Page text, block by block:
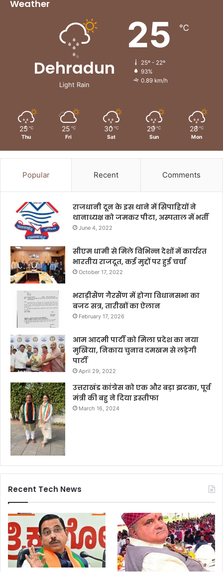
Weather
Dehradun
Light Rain
25 ℃
25º - 22º
93%
0.89 km/h
25 ℃
Thu
25 ℃
Fri
30 ℃
Sat
29 ℃
Sun
28 ℃
Mon
Popular Recent Comments
राजधानी दून के इस थाने में सिपाहियों ने
थानाध्यक्ष को जमकर पीटा, अस्पताल में भर्ती
June 4, 2022
सीएम धामी से मिले विभिन्न देशों में कार्यरत
भारतीय राजदूत, कई मुद्दों पर हुई चर्चा
October 17, 2022
भराड़ीसैंण गैरसैंण में होगा विधानसभा का
बजट सत्र, तारीखों का ऐलान
February 17, 2026
आम आदमी पार्टी को मिला प्रदेश का नया
मुखिया, निकाय चुनाव दमखम से लड़ेगी
पार्टी
April 29, 2022
उत्तराखंड कांग्रेस को एक और बड़ा झटका, पूर्व
मंत्री की बहु ने दिया इस्तीफा
March 16, 2024
Recent Tech News